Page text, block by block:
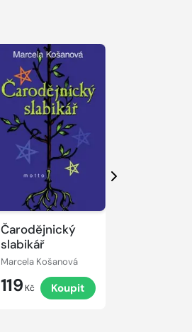
Čarodějnický
slabikář
Marcela Košanová
119 Kč Koupit
Další